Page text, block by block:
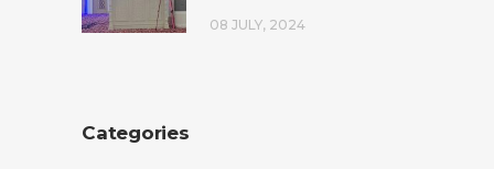
08 JULY, 2024
Categories